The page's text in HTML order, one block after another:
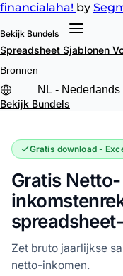
financialaha! by
Bekijk Bundels
Spreadsheet Sjablonen
Bronnen
Bekijk Bundels
Gratis download -
Gratis Netto-
Zet bruto jaarlijkse
netto-inkomen.